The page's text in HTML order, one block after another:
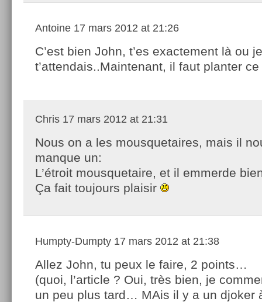
Antoine 17 mars 2012 at 21:26
C’est bien John, t’es exactement là ou je
t’attendais..Maintenant, il faut planter
Chris 17 mars 2012 at 21:31
Nous on a les mousquetaires, mais il
manque un:
L’étroit mousquetaire, et il emmerde
Ça fait toujours plaisir
Humpty-Dumpty 17 mars 2012 at 21:38
Allez John, tu peux le faire, 2 points…
(quoi, l’article ? Oui, très bien, je
un peu plus tard… MAis il y a un djoker